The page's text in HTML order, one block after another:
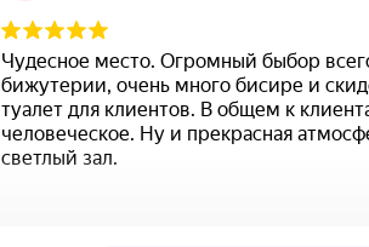
Чудесное место. Огромный быбор
бижутерии, очень много бисире и
туалет для клиентов. В общем к
человеческое. Ну и прекрасная
светлый зал.